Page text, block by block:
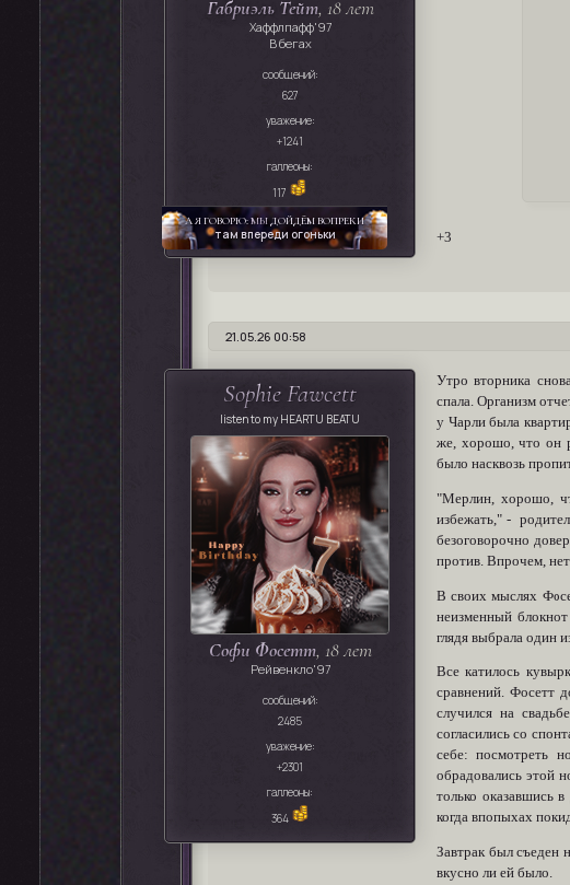
Габриэль Тейт, 18 лет
Хаффлпафф'97
В бегах
сообщений:
627
уважение:
+1241
галлеоны:
117
А Я ГОВОРЮ:МЫДОЙДЁМ ВОПРЕКИ
там впереди огоньки +3
21.05.26 00:58
Sophie Fawcett
listen to my HEARTU BEATU
Софи Фосетт, 18 лет
Рейвенкло'97
сообщений:
2485
уважение:
+2301
галлеоны:
364
Утро вторника
спала. Организм
у Чарли была
же, хорошо, что он
было насквозь
"Мерлин, хорошо,
избежать," -
безоговорочно
против. Впрочем,
В своих мыслях
неизменный
глядя выбрала один
Все катилось
сравнений. Фосетт
случился на
согласились со
себе: посмотреть
обрадовались этой
только оказавшись
когда впопыхах
Завтрак был съеден
вкусно ли ей было.